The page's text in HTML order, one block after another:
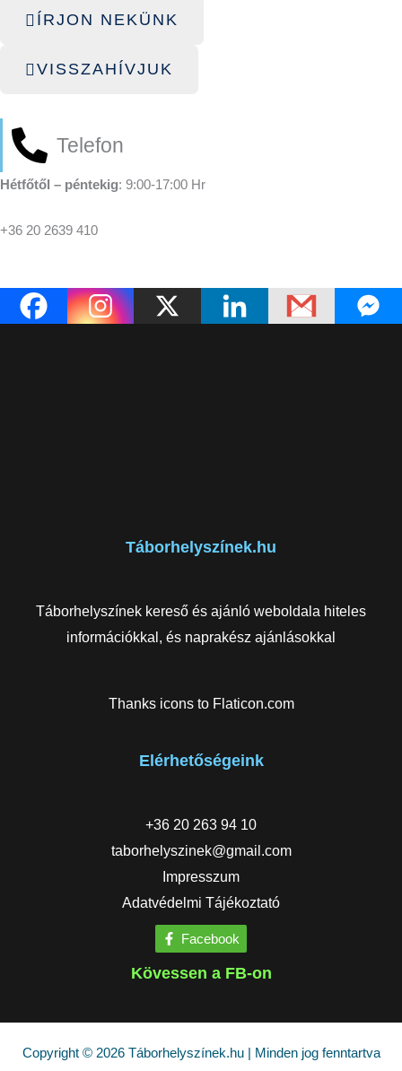
ÍRJON NEKÜNK
VISSZAHÍVJUK
Telefon
Hétfőtől – péntekig: 9:00-17:00 Hr
+36 20 2639 410
Táborhelyszínek.hu
Táborhelyszínek kereső és ajánló weboldala hiteles
információkkal, és naprakész ajánlásokkal
Thanks icons to Flaticon.com
Elérhetőségeink
+36 20 263 94 10
taborhelyszinek@gmail.com
Impresszum
Adatvédelmi Tájékoztató
Facebook
Kövessen a FB-on
Copyright © 2026 Táborhelyszínek.hu | Minden jog fenntartva